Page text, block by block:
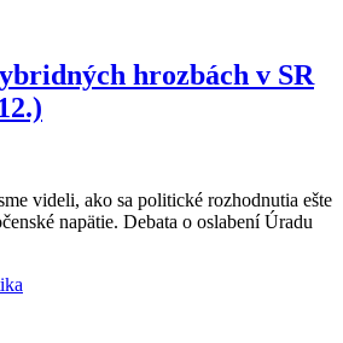
hrozbách v SR
videli, ako sa politické rozhodnutia ešte
napätie. Debata o oslabení Úradu